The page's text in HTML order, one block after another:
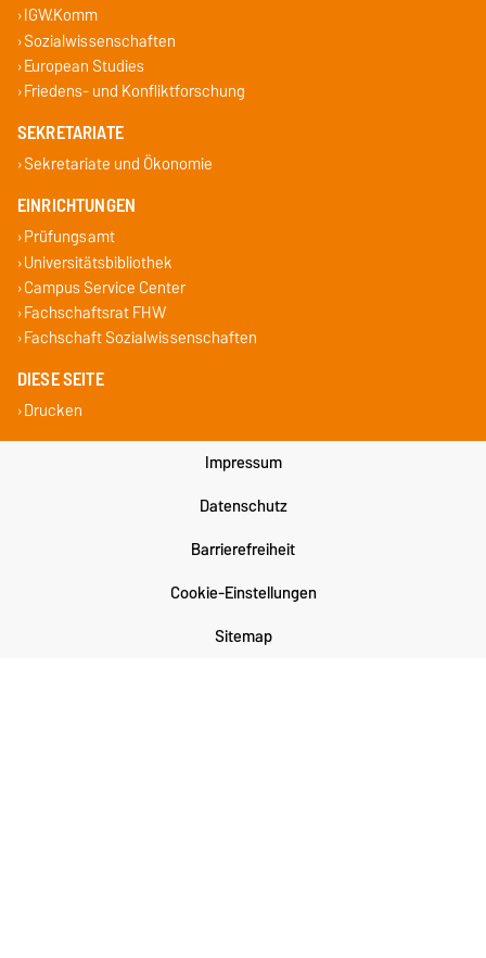
IGW.Komm
Sozialwissenschaften
European Studies
Friedens- und Konfliktforschung
SEKRETARIATE
Sekretariate und Ökonomie
EINRICHTUNGEN
Prüfungsamt
Universitätsbibliothek
Campus Service Center
Fachschaftsrat FHW
Fachschaft Sozialwissenschaften
DIESE SEITE
Drucken
Impressum
Datenschutz
Barrierefreiheit
Cookie-Einstellungen
Sitemap